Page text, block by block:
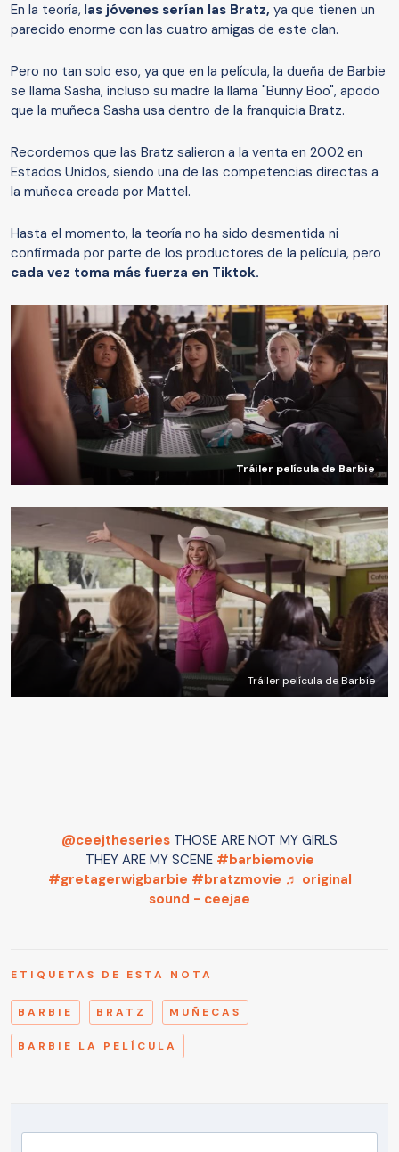
En la teoría, las jóvenes serían las Bratz, ya que tienen un
parecido enorme con las cuatro amigas de este clan.
Pero no tan solo eso, ya que en la película, la dueña de Barbie
se llama Sasha, incluso su madre la llama "Bunny Boo", apodo
que la muñeca Sasha usa dentro de la franquicia Bratz.
Recordemos que las Bratz salieron a la venta en 2002 en
Estados Unidos, siendo una de las competencias directas a
la muñeca creada por Mattel.
Hasta el momento, la teoría no ha sido desmentida ni
confirmada por parte de los productores de la película, pero
cada vez toma más fuerza en Tiktok.
Tráiler película de Barbie
Tráiler película de Barbie
@ceejtheseries THOSE ARE NOT MY GIRLS
THEY ARE MY SCENE #barbiemovie
#gretagerwigbarbie #bratzmovie ♬ original
sound - ceejae
ETIQUETAS DE ESTA NOTA
BARBIE BRATZ MUÑECAS
BARBIE LA PELÍCULA